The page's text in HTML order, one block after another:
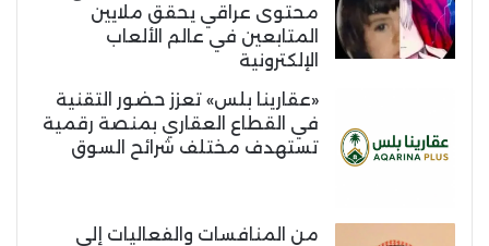
محتوى عراقي يحقق ملايين
المتابعين في عالم الألعاب
الإلكترونية
«عقارينا بلس» تعزز حضور التقنية
في القطاع العقاري بمنصة رقمية
تستهدف مختلف شرائح السوق
من المنافسات والفعاليات إلى